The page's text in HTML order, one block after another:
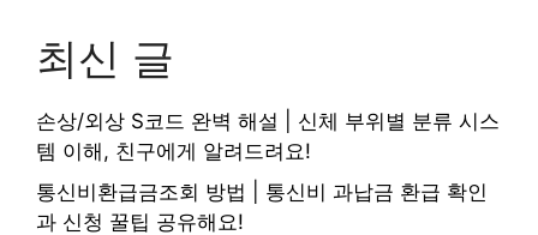
최신 글
손상/외상 S코드 완벽 해설 | 신체 부위별 분류 시스
템 이해, 친구에게 알려드려요!
통신비환급금조회 방법 | 통신비 과납금 환급 확인
과 신청 꿀팁 공유해요!